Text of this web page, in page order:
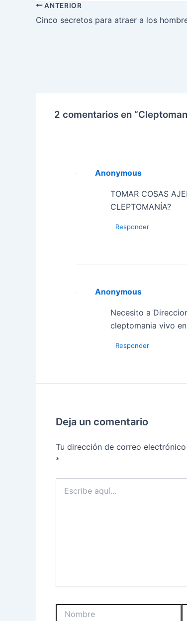
ANTERIOR
Cinco secretos para atraer a los
2 comentarios en
Anonymous
TOMAR COSAS
CLEPTOMANÍA?
Responder
Anonymous
Necesito a
cleptomania vivo
Responder
Deja un comentario
Tu dirección de correo
*
aquí...